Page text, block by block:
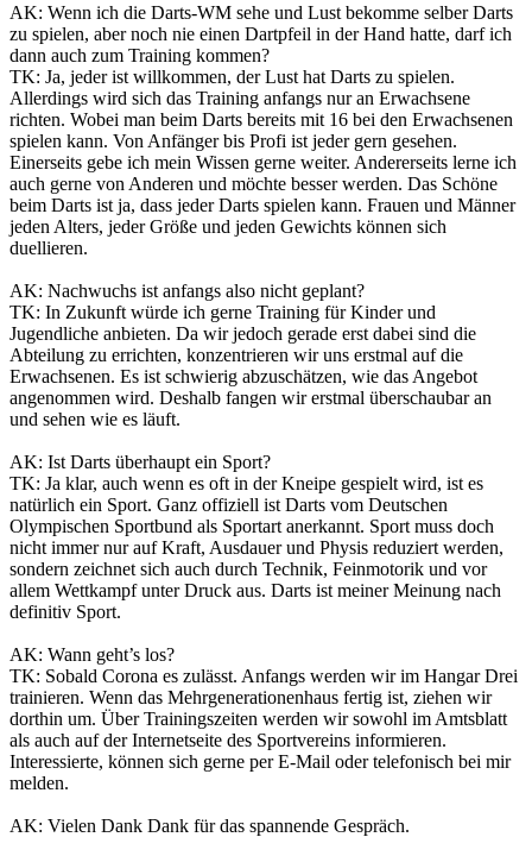
AK: Wenn ich die Darts-WM sehe und Lust bekomme selber Darts
zu spielen, aber noch nie einen Dartpfeil in der Hand hatte, darf ich
dann auch zum Training kommen?
TK: Ja, jeder ist willkommen, der Lust hat Darts zu spielen.
Allerdings wird sich das Training anfangs nur an Erwachsene
richten. Wobei man beim Darts bereits mit 16 bei den Erwachsenen
spielen kann. Von Anfänger bis Profi ist jeder gern gesehen.
Einerseits gebe ich mein Wissen gerne weiter. Andererseits lerne ich
auch gerne von Anderen und möchte besser werden. Das Schöne
beim Darts ist ja, dass jeder Darts spielen kann. Frauen und Männer
jeden Alters, jeder Größe und jeden Gewichts können sich
duellieren.
AK: Nachwuchs ist anfangs also nicht geplant?
TK: In Zukunft würde ich gerne Training für Kinder und
Jugendliche anbieten. Da wir jedoch gerade erst dabei sind die
Abteilung zu errichten, konzentrieren wir uns erstmal auf die
Erwachsenen. Es ist schwierig abzuschätzen, wie das Angebot
angenommen wird. Deshalb fangen wir erstmal überschaubar an
und sehen wie es läuft.
AK: Ist Darts überhaupt ein Sport?
TK: Ja klar, auch wenn es oft in der Kneipe gespielt wird, ist es
natürlich ein Sport. Ganz offiziell ist Darts vom Deutschen
Olympischen Sportbund als Sportart anerkannt. Sport muss doch
nicht immer nur auf Kraft, Ausdauer und Physis reduziert werden,
sondern zeichnet sich auch durch Technik, Feinmotorik und vor
allem Wettkampf unter Druck aus. Darts ist meiner Meinung nach
definitiv Sport.
AK: Wann geht’s los?
TK: Sobald Corona es zulässt. Anfangs werden wir im Hangar Drei
trainieren. Wenn das Mehrgenerationenhaus fertig ist, ziehen wir
dorthin um. Über Trainingszeiten werden wir sowohl im Amtsblatt
als auch auf der Internetseite des Sportvereins informieren.
Interessierte, können sich gerne per E-Mail oder telefonisch bei mir
melden.
AK: Vielen Dank Dank für das spannende Gespräch.